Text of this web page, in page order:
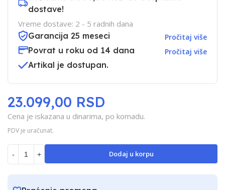
dostave!
Vreme dostave: 2 - 5 radnih dana
Garancija 25 meseci
Pročitaj više
Povrat u roku od 14 dana Pročitaj više
Artikal je dostupan.
Cena je iskazana u dinarima, po komadu.
PDV je uračunat.
23.099,00 RSD
- + Dodaj u korpu